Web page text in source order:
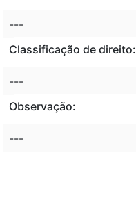
---
Classificação de direito:
---
Observação:
---